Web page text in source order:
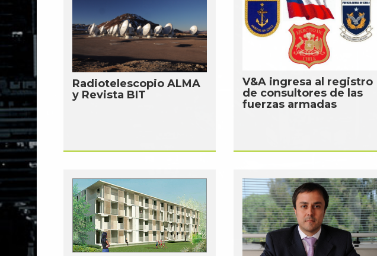
Radiotelescopio ALMA
y Revista BIT
V&A ingresa al registro
de consultores de las
fuerzas armadas